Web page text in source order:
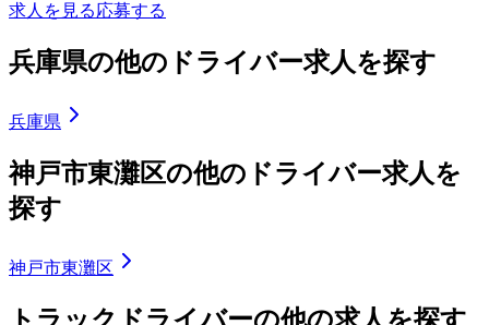
求人を見る応募する
兵庫県の他のドライバー求人を探す
兵庫県
神戸市東灘区の他のドライバー求人を
探す
神戸市東灘区
トラックドライバーの他の求人を探す